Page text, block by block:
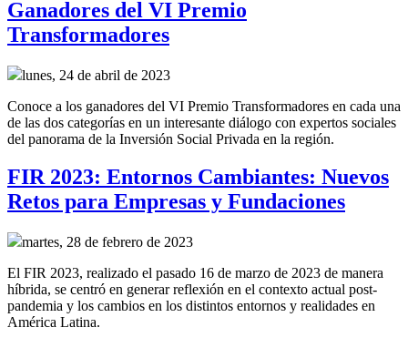
Ganadores del VI Premio
Transformadores
lunes, 24 de abril de 2023
Conoce a los ganadores del VI Premio Transformadores en cada una
de las dos categorías en un interesante diálogo con expertos sociales
del panorama de la Inversión Social Privada en la región.
FIR 2023: Entornos Cambiantes: Nuevos
Retos para Empresas y Fundaciones
martes, 28 de febrero de 2023
El FIR 2023, realizado el pasado 16 de marzo de 2023 de manera
híbrida, se centró en generar reflexión en el contexto actual post-
pandemia y los cambios en los distintos entornos y realidades en
América Latina.